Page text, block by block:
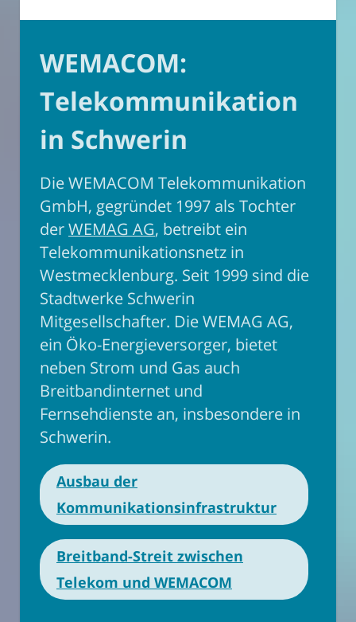
WEMACOM:
Telekommunikation
in Schwerin
Die WEMACOM Telekommunikation
GmbH, gegründet 1997 als Tochter
derWEMAG AG, betreibt ein
Telekommunikationsnetz in
Westmecklenburg. Seit 1999 sind die
Stadtwerke Schwerin
Mitgesellschafter. Die WEMAG AG,
ein Öko-Energieversorger, bietet
neben Strom und Gas auch
Breitbandinternet und
Fernsehdienste an, insbesondere in
Schwerin.
Ausbau der
Kommunikationsinfrastruktur
Breitband-Streit zwischen
Telekom und WEMACOM